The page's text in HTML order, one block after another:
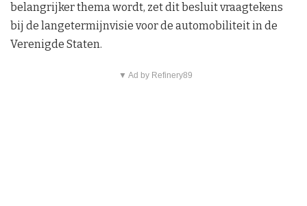
belangrijker thema wordt, zet dit besluit vraagtekens
bij de langetermijnvisie voor de automobiliteit in de
Verenigde Staten.
▼ Ad by Refinery89